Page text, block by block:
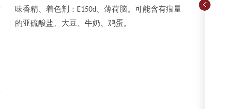
味香精、着色剂：E150d、薄荷脑。可能含有痕量
的亚硫酸盐、大豆、牛奶、鸡蛋。